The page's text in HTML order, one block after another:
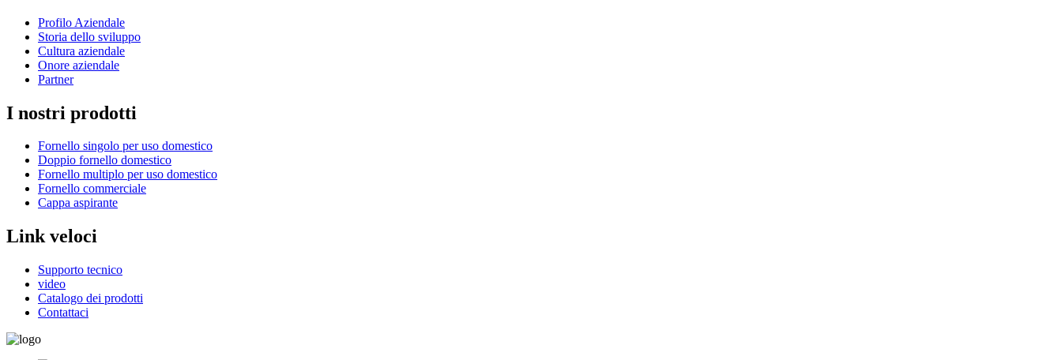
Profilo Aziendale
Storia dello sviluppo
Cultura aziendale
Onore aziendale
Partner
I nostri prodotti
Fornello singolo per uso domestico
Doppio fornello domestico
Fornello multiplo per uso domestico
Fornello commerciale
Cappa aspirante
Link veloci
Supporto tecnico
video
Catalogo dei prodotti
Contattaci